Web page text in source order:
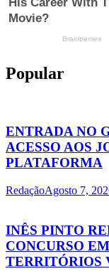
Popular
ENTRADA NO
ACESSO AOS
PLATAFORMA
RedaçãoAgosto 7,
INÊS PINTO
CONCURSO
TERRITÓRIOS